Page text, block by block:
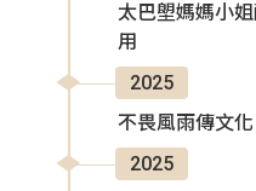
太巴塱媽媽小
用
2025
不畏風雨傳文
2025